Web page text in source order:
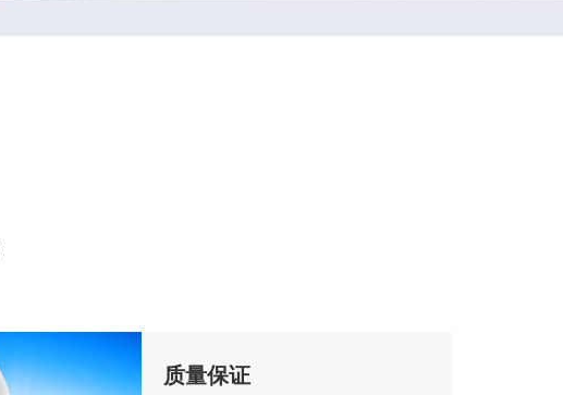
质量保证